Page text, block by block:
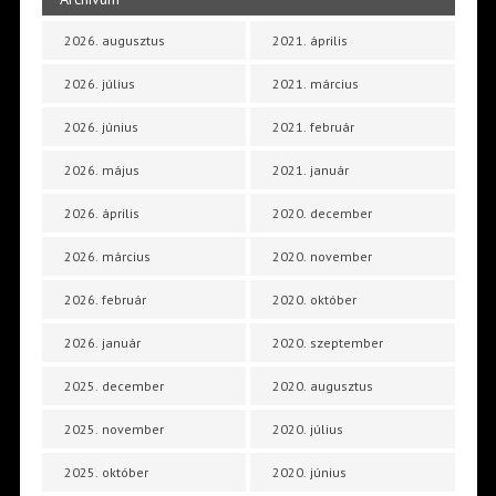
2026. augusztus
2026. július
2026. június
2026. május
2026. április
2026. március
2026. február
2026. január
2025. december
2025. november
2025. október
2021. április
2021. március
2021. február
2021. január
2020. december
2020. november
2020. október
2020. szeptember
2020. augusztus
2020. július
2020. június